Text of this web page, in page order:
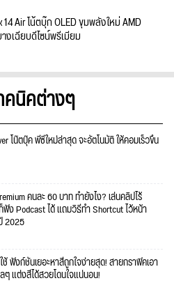
Air โน้ตบุ๊ก OLED ขุมพลังใหม่ AMD
งเฉียบดีไซน์พรีเมียม
นิคต่างๆ
โน๊ตบุ๊ค พีซีใหม่ล่าสุด จะอัตโนมัติ ให้คอมเร็วขึ้น
คนละ 60 บาท ทำยังไง? เล่นคลิปไร้
ง Podcast ได้ แถมวิธีทำ Shortcut ไว้หน้า
2025
ช้ ฟังก์ชั่นเยอะหาสีถูกใจง่ายสุด! สายกราฟิคเอา
ๆ แต่งสีได้สวยโดนใจแน่นอน!